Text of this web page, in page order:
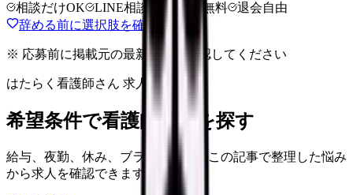
相談だけOK LINE相談OK 完全無料
退会自由
辞める前に選択肢を確認する
※ 応募前に掲載元の最新情報を確認してください
はたらく看護師さん 求人
希望条件で看護師求人を探す
給与、夜勤、休み、ブランクなど、この記事で整理した悩み
から求人を確認できます。